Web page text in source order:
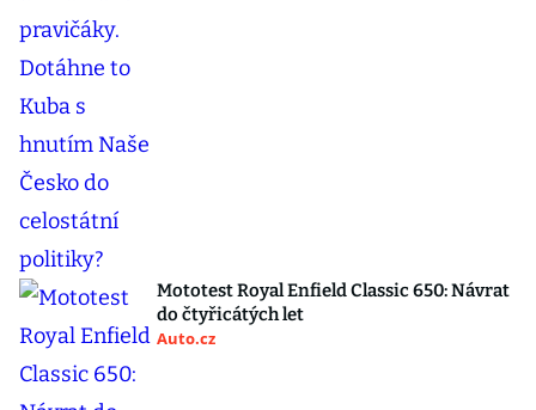
Mototest Royal Enfield Classic 650: Návrat
do čtyřicátých let
Auto.cz